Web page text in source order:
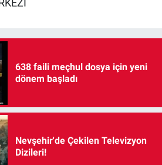
638 faili meçhul dosya için yeni
dönem başladı
Nevşehir'de Çekilen Televizyon
Dizileri!